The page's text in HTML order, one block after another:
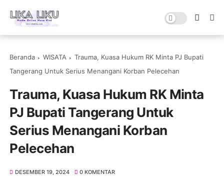
Beranda WISATA
Trauma, Kuasa Hukum RK Minta PJ Bupati
Tangerang Untuk Serius Menangani Korban Pelecehan
Trauma, Kuasa Hukum RK Minta
PJ Bupati Tangerang Untuk
Serius Menangani Korban
Pelecehan
DESEMBER 19, 2024 0 KOMENTAR